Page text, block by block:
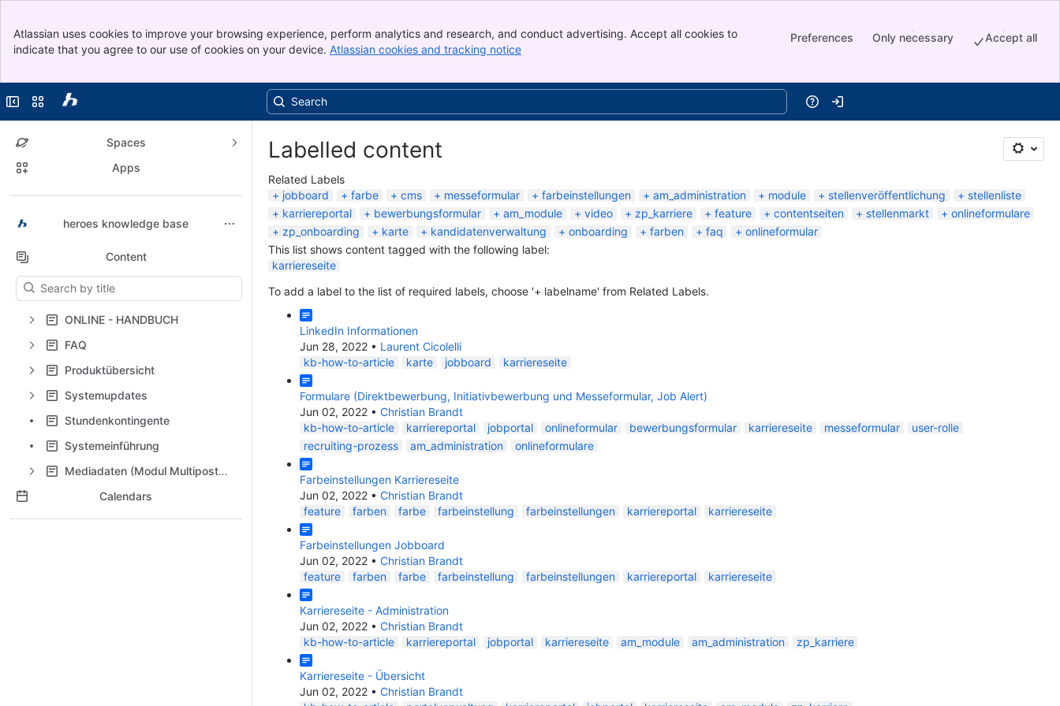
Top Bar
Sidebar
Atlassian uses cookies to improve your browsing experience, perform analytics and research, and conduct advertising. Accept all cookies to
indicate that you agree to our use of cookies on your device. Atlassian cookies and tracking notice
Preferences Only necessary Accept all
Collapse sidebar
Switch sites or apps HelpLog in
Spaces
Apps
heroes knowledge base
Back to top
Content
Results will update as you type.
ONLINE - HANDBUCH
FAQ
Produktübersicht
Systemupdates
Stundenkontingente
Systemeinführung
Mediadaten (Modul Multiposting)
Calendars
Labelled content
Related Labels
jobboard
farbe cms messeformular farbeinstellungen am_administration module stellenveröffentlichung
stellenliste
karriereportal
bewerbungsformular am_module video zp_karriere feature contentseiten stellenmarkt
onlineformulare
zp_onboarding
karte kandidatenverwaltung onboarding farben faq
onlineformular
This list shows content tagged with the following label:
karriereseite
To add a label to the list of required labels, choose '+ labelname' from Related Labels.
LinkedIn Informationen
Jun 28, 2022 • Laurent Cicolelli
kb-how-to-article
karte jobboard karriereseite
Formulare (Direktbewerbung, Initiativbewerbung und Messeformular, Job Alert)
Jun 02, 2022 • Christian Brandt
kb-how-to-article
karriereportal jobportal onlineformular bewerbungsformular karriereseite messeformular
user-rolle
recruiting-prozess
am_administration onlineformulare
Farbeinstellungen Karriereseite
Jun 02, 2022 • Christian Brandt
feature
farben farbe farbeinstellung farbeinstellungen karriereportal karriereseite
Farbeinstellungen Jobboard
Jun 02, 2022 • Christian Brandt
feature
farben farbe farbeinstellung farbeinstellungen karriereportal karriereseite
Karriereseite - Administration
Jun 02, 2022 • Christian Brandt
kb-how-to-article
karriereportal jobportal karriereseite am_module am_administration zp_karriere
Karriereseite - Übersicht
Jun 02, 2022 • Christian Brandt